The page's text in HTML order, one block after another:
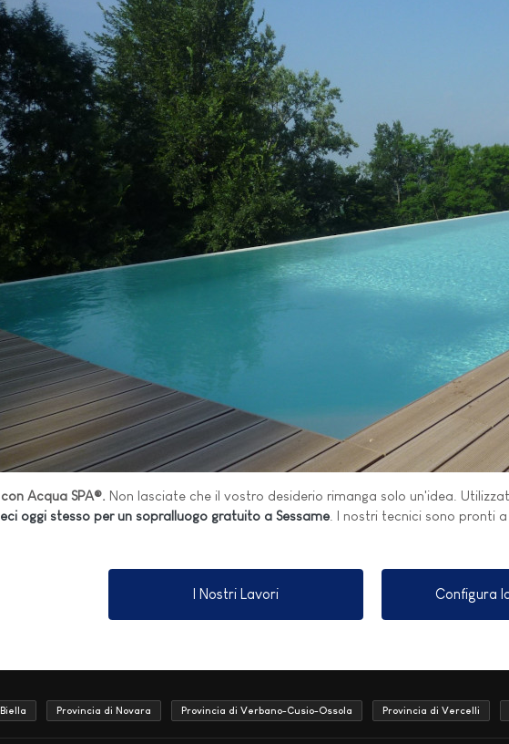
Acqua SPA®. Non lasciate che il vostro desiderio rimanga solo un'idea.
oggi stesso per un sopralluogo gratuito a Sessame . I nostri tecnici sono pronti
I Nostri Lavori Configura
Provincia di Novara Provincia di Verbano-Cusio-Ossola Provincia di Vercelli